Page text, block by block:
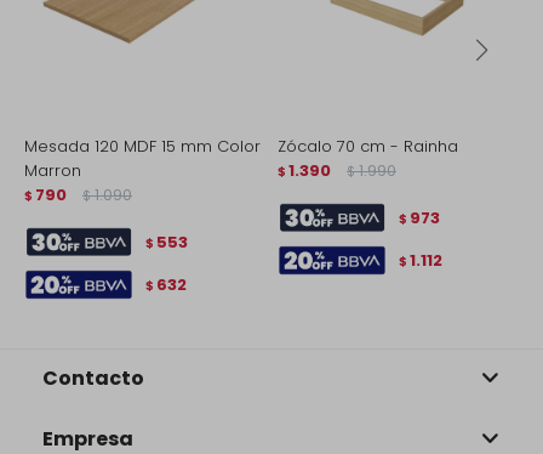
Mesada 120 MDF 15 mm Color
Marron
$ 790 $ 1.090
$ 553
$ 632
Zócalo 70 cm - Rainha
$ 1.390 $ 1.990
$ 973
$ 1.112
Contacto
Empresa